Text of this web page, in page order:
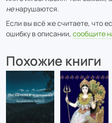
ненарушаются.
Если вы всё же считаете, что
ошибку в описании, сообщите
Похожие книги